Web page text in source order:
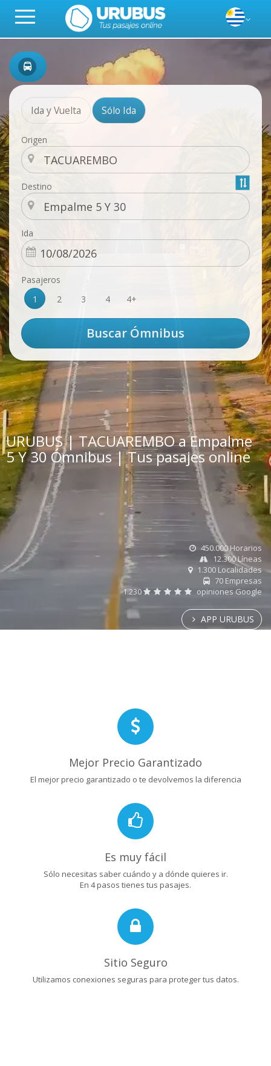
Ida y Vuelta Sólo Ida
Origen
Destino
Ida
Pasajeros
1
2 3 4 4+
URUBUS | TACUAREMBO a Empalme
5 Y 30 Ómnibus | Tus pasajes online
450.000 Horarios
12.300 Líneas
1.300 Localidades
70 Empresas
1.230
opiniones Google
APP URUBUS
Mejor Precio Garantizado
El mejor precio garantizado o te devolvemos la diferencia
Es muy fácil
Sólo necesitas saber cuándo y a dónde quieres ir.
En 4 pasos tienes tus pasajes.
Sitio Seguro
Utilizamos conexiones seguras para proteger tus datos.